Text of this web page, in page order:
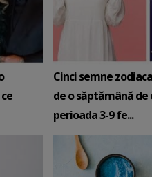
Cinci semne
de o săptămână de
perioada 3-9 fe...